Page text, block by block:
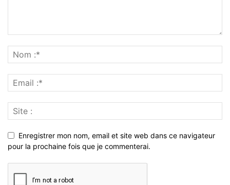
Enregistrer mon nom, email et site web dans ce navigateur
pour la prochaine fois que je commenterai.